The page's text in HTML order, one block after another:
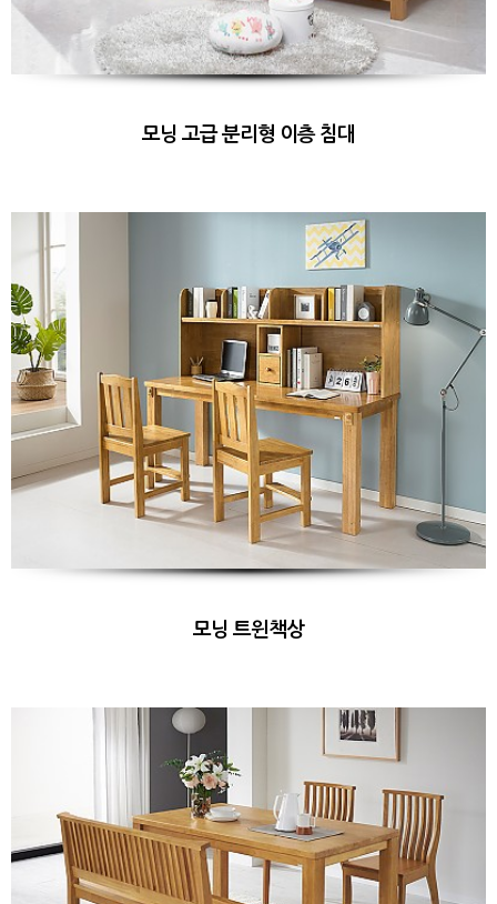
모닝 고급 분리형 이층 침대
모닝 트윈책상